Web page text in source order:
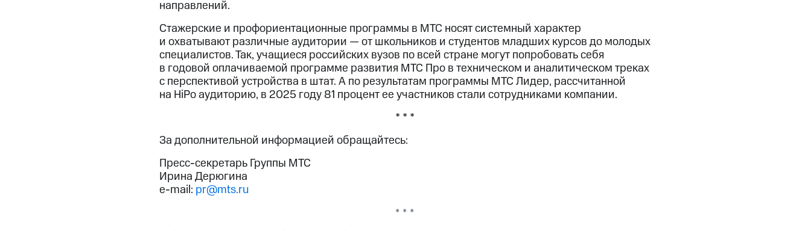
направлений.
Стажерские и профориентационные программы в МТС носят системный характер
и охватывают различные аудитории — от школьников и студентов младших курсов до молодых
специалистов. Так, учащиеся российских вузов по всей стране могут попробовать себя
в годовой оплачиваемой программе развития МТС Про в техническом и аналитическом треках
с перспективой устройства в штат. А по результатам программы МТС Лидер, рассчитанной
на HiPo аудиторию, в 2025 году 81 процент ее участников стали сотрудниками компании.
* * *
За дополнительной информацией обращайтесь:
Пресс-секретарь Группы МТС
Ирина Дерюгина
e-mail: pr@mts.ru
* * *